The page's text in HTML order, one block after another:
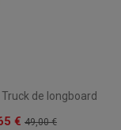
de longboard
€ 49,00 €